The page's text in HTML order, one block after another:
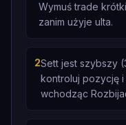
Wymuś trade
zanim użyje ulta.
2Sett jest szybszy
kontroluj pozycję
wchodząc